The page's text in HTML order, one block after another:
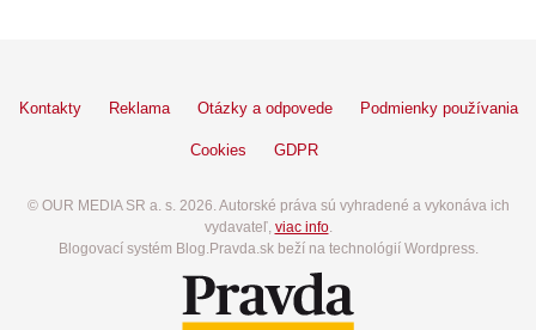
Kontakty Reklama Otázky a odpovede Podmienky používania
Cookies GDPR
© OUR MEDIA SR a. s. 2026. Autorské práva sú vyhradené a vykonáva ich
vydavateľ, viac info.
Blogovací systém Blog.Pravda.sk beží na technológií Wordpress.